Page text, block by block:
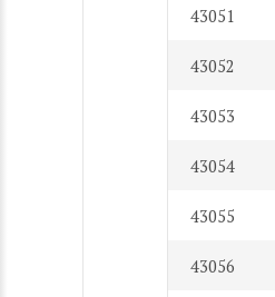
43051
43052
43053
43054
43055
43056